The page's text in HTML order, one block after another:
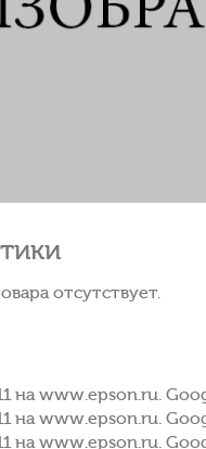
отсутствует.
на www.epson.ru.
на www.epson.ru.
на www.epson.ru.